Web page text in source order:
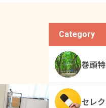
Category
巻頭
セレ